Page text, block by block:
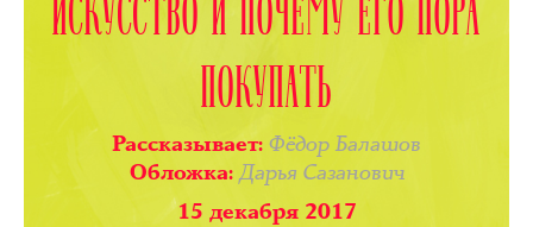
ПОКУПАТЬ
Рассказывает: Фёдор Балашов
Обложка:Дарья Сазанович
15 декабря 2017